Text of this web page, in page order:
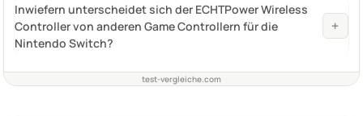
Inwiefern unterscheidet sich der ECHTPower Wireless
Controller von anderen Game Controllern für die
Nintendo Switch?
+
test-vergleiche.com